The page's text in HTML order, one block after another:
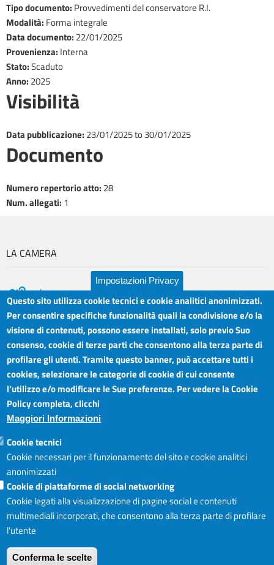
Tipo documento: Provvedimenti del conservatore R.I.
Modalità: Forma integrale
Data documento: 22/01/2025
Provenienza: Interna
Stato:Scaduto
Anno: 2025
Visibilità
Data pubblicazione: 23/01/2025to30/01/2025
Documento
​Numero repertorio atto: 28
Num. allegati: 1
LA CAMERA
Camera di Commercio Industria Artigianato e
Agricoltura del Sud Est Sicilia
Sede legale: Via Cappuccini, 2 - Catania
Sede territoriale: Piazza della Libertà - Ragusa
Sede territoriale: Via Duca degli Abruzzi, 4 - Siracusa
Posta elettronica certificata: ctrgsr
pec.ctrgsr.camcom.it
Sito:www.ctrgsr.camcom.gov.it
Codice di fatturazione elettronica:
Orari sportelli:
Dal Lunedì al Venerdì ore
8.30 - 12.00
Martedì anche 15.45 - 17.45
Copyright © CCIAA, 2019
Impostazioni Privacy
Questo sito utilizza cookie tecnici e cookie analitici anonimizzati.
Per consentire specifiche funzionalità quali la condivisione e/o la
visione di contenuti, possono essere installati, solo previo Suo
consenso, cookie di terze parti che consentono alla terza parte di
profilare gli utenti. Tramite questo banner, può accettare tutti i
cookies, selezionare le categorie di cookie di cui consente
l’utilizzo e/o modificare le Sue preferenze. Per vedere la Cookie
Policy completa, clicchi
Maggiori Informazioni
Cookie tecnici
Cookie necessari per il funzionamento del sito e cookie analitici
anonimizzati
Cookie di piattaforme di social networking
Cookie legati alla visualizzazione di pagine social e contenuti
multimediali incorporati, che consentono alla terza parte di profilare
l'utente
Conferma le scelte